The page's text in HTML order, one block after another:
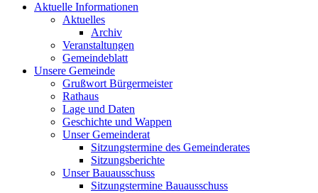
Aktuelle Informationen
Aktuelles
Archiv
Veranstaltungen
Gemeindeblatt
Unsere Gemeinde
Grußwort Bürgermeister
Rathaus
Lage und Daten
Geschichte und Wappen
Unser Gemeinderat
Sitzungstermine des Gemeinderates
Sitzungsberichte
Unser Bauausschuss
Sitzungstermine Bauausschuss